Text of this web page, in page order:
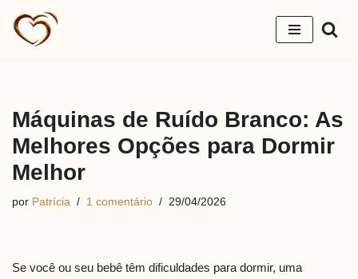
Pular
Máquinas de Ruído Branco: As
Melhores Opções para Dormir
Melhor
por Patrícia 1 comentário 29/04/2026
Se você ou seu bebê têm dificuldades para dormir, uma